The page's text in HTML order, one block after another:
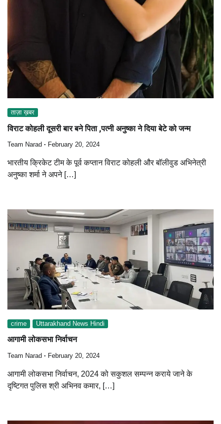
ताज़ा ख़बर
विराट कोहली दूसरी बार बने पिता ,पत्नी अनुष्का ने दिया बेटे को जन्म
Team Narad February 20, 2024
भारतीय क्रिकेट टीम के पूर्व कप्तान विराट कोहली और बॉलीवुड अभिनेत्री
अनुष्का शर्मा ने अपने […]
crime Uttarakhand News Hindi
आगामी लोकसभा निर्वाचन
Team Narad February 20, 2024
आगामी लोकसभा निर्वाचन, 2024 को सकुशल सम्पन्न कराये जाने के
दृष्टिगत पुलिस श्री अभिनव कमार, […]